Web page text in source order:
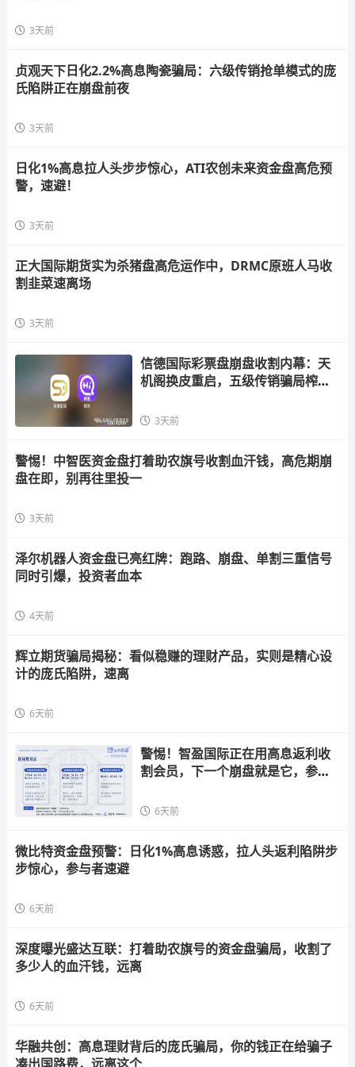
3天前
贞观天下日化2.2%高息陶瓷骗局：六级传销抢单模式的庞
氏陷阱正在崩盘前夜
3天前
日化1%高息拉人头步步惊心，ATI农创未来资金盘高危预
警，速避！
3天前
正大国际期货实为杀猪盘高危运作中，DRMC原班人马收
割韭菜速离场
3天前
信德国际彩票盘崩盘收割内幕：天
机阁换皮重启，五级传销骗局榨干
3天前
警惕！中智医资金盘打着助农旗号收割血汗钱，高危期崩
盘在即，别再往里投一
3天前
泽尔机器人资金盘已亮红牌：跑路、崩盘、单割三重信号
同时引爆，投资者血本
4天前
辉立期货骗局揭秘：看似稳赚的理财产品，实则是精心设
计的庞氏陷阱，速离
6天前
警惕！智盈国际正在用高息返利收
割会员，下一个崩盘就是它，参与
6天前
微比特资金盘预警：日化1%高息诱惑，拉人头返利陷阱步
步惊心，参与者速避
6天前
深度曝光盛达互联：打着助农旗号的资金盘骗局，收割了
多少人的血汗钱，远离
6天前
华融共创：高息理财背后的庞氏骗局，你的钱正在给骗子